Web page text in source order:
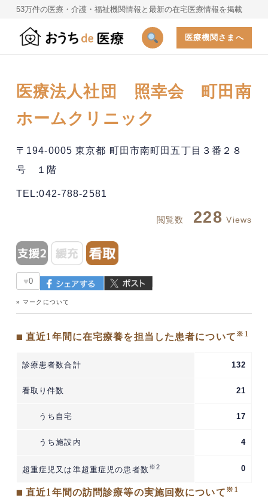
53万件の医療・介護・福祉機関情報と最新の在宅医療情報を掲載
医療機関さまへ
医療法人社団 照幸会 町田南
ホームクリニック
〒194-0005 東京都 町田市南町田五丁目３番２８
号 １階
TEL:042-788-2581
閲覧数 228 Views
♥0
» マークについて
■ 直近1年間に在宅療養を担当した患者について※1
診療患者数合計 132
看取り件数 21
うち自宅 17
うち施設内 4
超重症児又は準超重症児の患者数※2 0
■ 直近1年間の訪問診療等の実施回数について※1